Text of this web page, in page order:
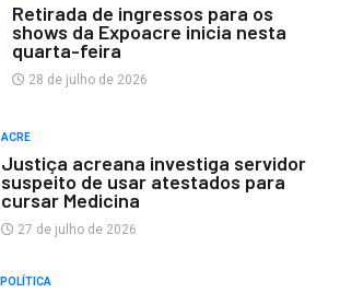
Retirada de ingressos para os
shows da Expoacre inicia nesta
quarta-feira
28 de julho de 2026
ACRE
Justiça acreana investiga servidor
suspeito de usar atestados para
cursar Medicina
27 de julho de 2026
POLÍTICA